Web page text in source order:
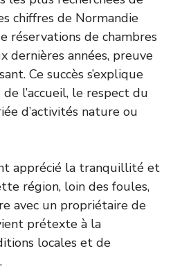
chiffres de Normandie
réservations de chambres
dernières années, preuve
Ce succès s’explique
l’accueil, le respect du
d’activités nature ou
apprécié la tranquillité et
région, loin des foules,
avec un propriétaire de
prétexte à la
locales et de